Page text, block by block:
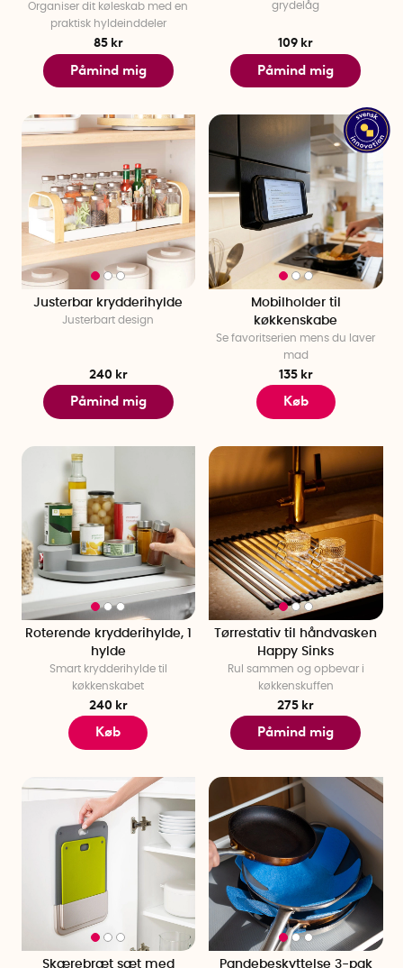
Organiser dit køleskab med en
praktisk hyldeinddeler
85 kr
Påmind mig
grydelåg
109 kr
Påmind mig
Justerbar krydderihylde
Justerbart design
240 kr
Påmind mig
Mobilholder til
køkkenskabe
Se favoritserien mens du laver
mad
135 kr
Køb
Roterende krydderihylde, 1
hylde
Smart krydderihylde til
køkkenskabet
240 kr
Køb
Tørrestativ til håndvasken
Happy Sinks
Rul sammen og opbevar i
køkkenskuffen
275 kr
Påmind mig
Skærebræt sæt med
Pandebeskyttelse 3-pak